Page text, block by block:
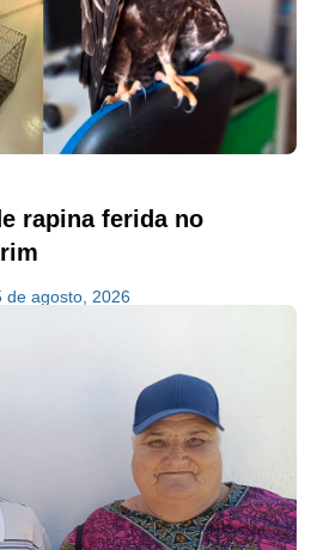
rapina ferida no
de agosto, 2026